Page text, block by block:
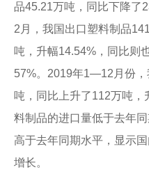
品45.21万吨，同比下降了
2月，我国出口塑料制品
吨，升幅14.54%，同比则
57%。2019年1—12月份
吨，同比上升了112万吨
料制品的进口量低于去年
高于去年同期水平，显示
增长。